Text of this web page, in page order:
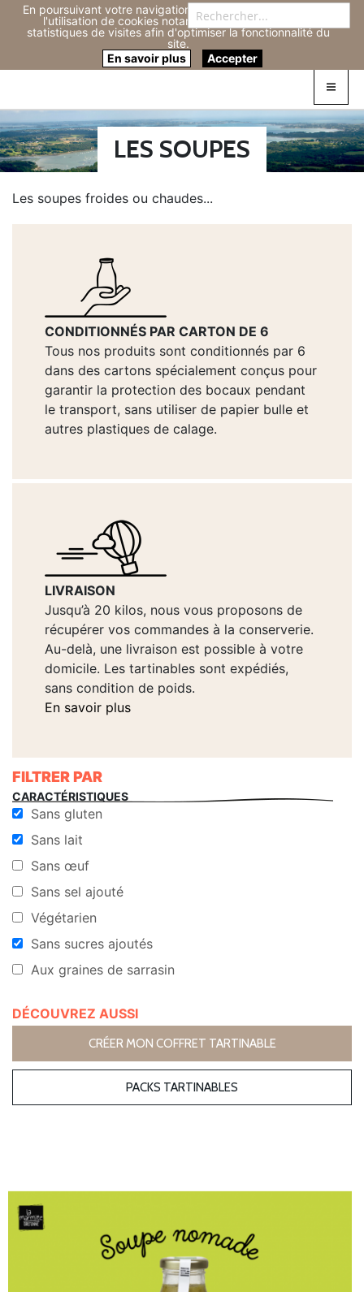
En poursuivant votre navigation sur ce site, vous acceptez
l'utilisation de cookies notamment pour réaliser des
statistiques de visites afin d'optimiser la fonctionnalité du
site.
En savoir plus
Accepter
Connexion
LES SOUPES
Les soupes froides ou chaudes...
CONDITIONNÉS PAR CARTON DE 6
Tous nos produits sont conditionnés par 6
dans des cartons spécialement conçus pour
garantir la protection des bocaux pendant
le transport, sans utiliser de papier bulle et
autres plastiques de calage.
LIVRAISON
Jusqu’à 20 kilos, nous vous proposons de
récupérer vos commandes à la conserverie.
Au-delà, une livraison est possible à votre
domicile. Les tartinables sont expédiés,
sans condition de poids.
En savoir plus
FILTRER PAR
CARACTÉRISTIQUES
Sans gluten
Sans lait
Sans œuf
Sans sel ajouté
Végétarien
Sans sucres ajoutés
Aux graines de sarrasin
DÉCOUVREZ AUSSI
CRÉER MON COFFRET TARTINABLE
PACKS TARTINABLES